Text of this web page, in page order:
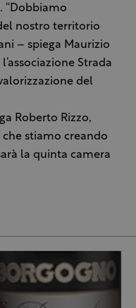
“Dobbiamo
nostro territorio
– spiega Maurizio
Strada
del
Roberto Rizzo,
stiamo creando
la quinta camera